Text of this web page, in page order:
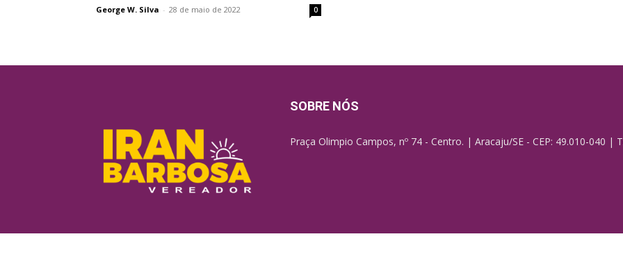
George W. Silva - 28 de maio de 2022 0
SOBRE NÓS
Praça Olimpio Campos, nº 74 - Centro. | Aracaju/SE - CEP: 49.010-040 |